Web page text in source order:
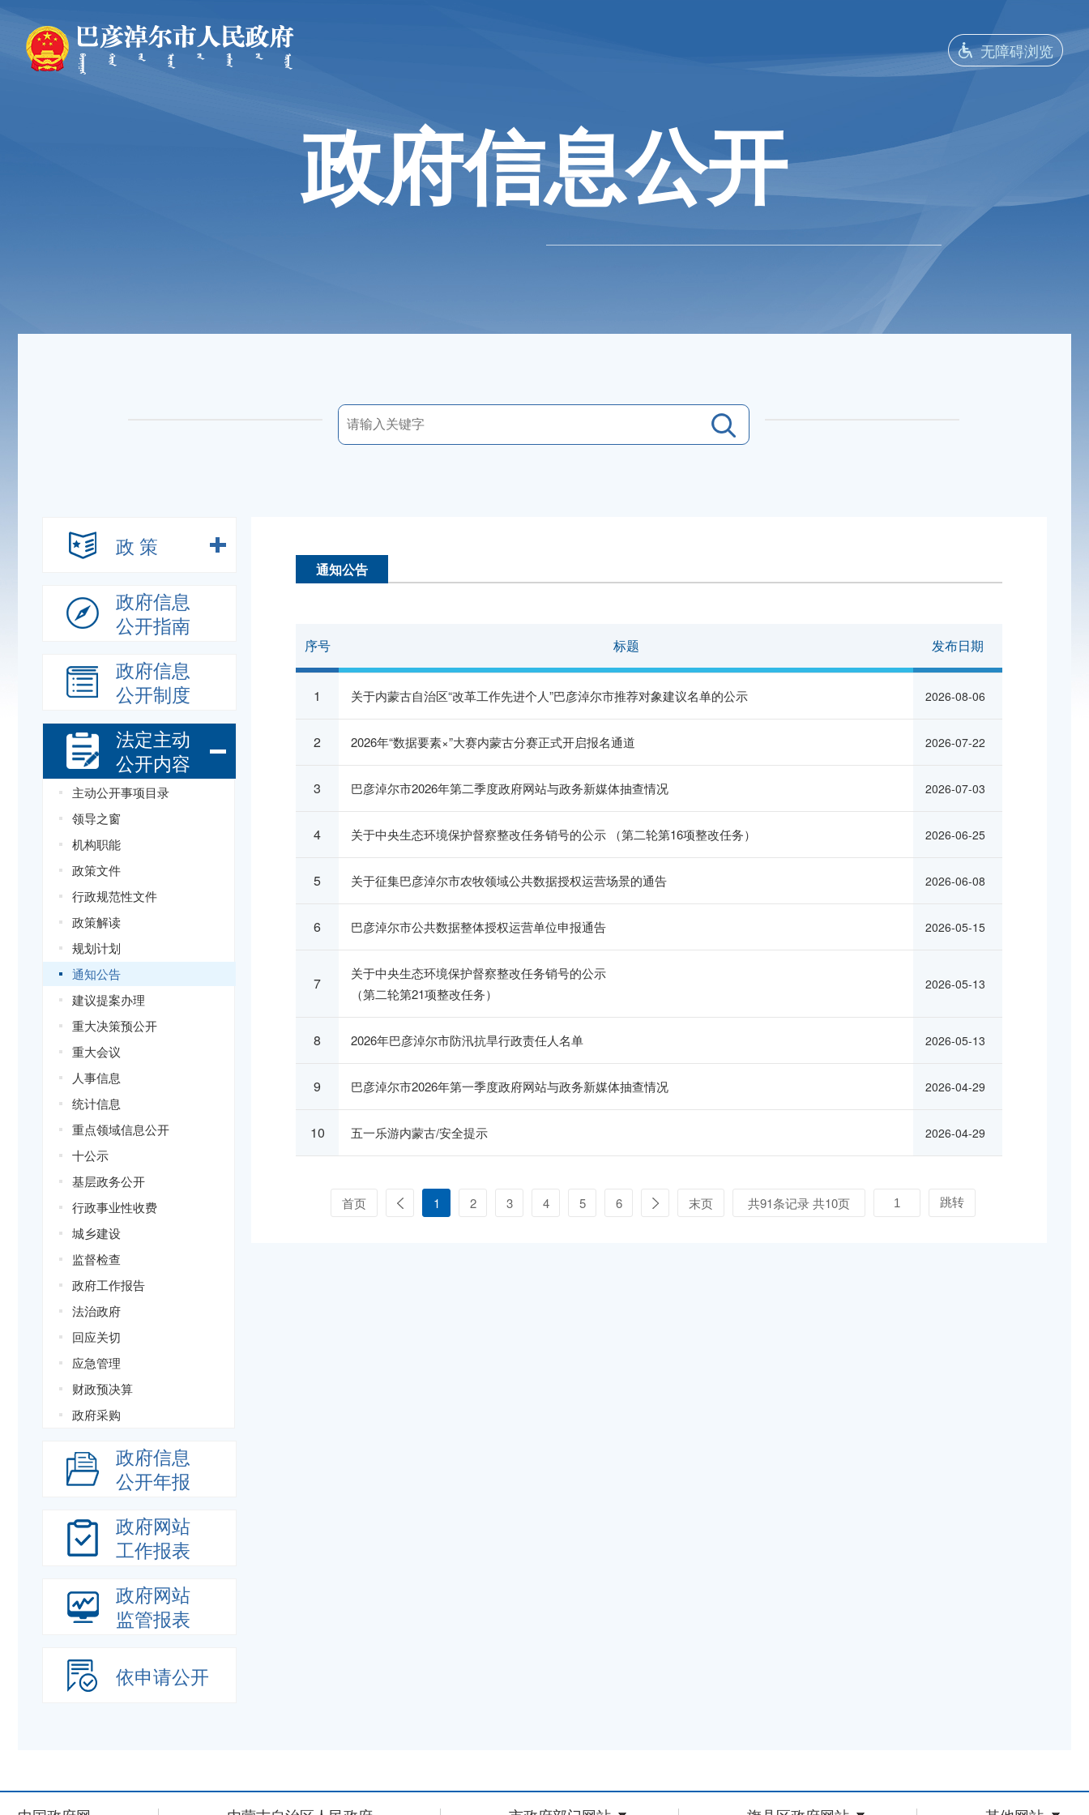
无障碍浏览
政府信息公开
政 策
政府信息
公开指南
政府信息
公开制度
法定主动
公开内容
主动公开事项目录
领导之窗
机构职能
政策文件
行政规范性文件
政策解读
规划计划
通知公告
建议提案办理
重大决策预公开
重大会议
人事信息
统计信息
重点领域信息公开
十公示
基层政务公开
行政事业性收费
城乡建设
监督检查
政府工作报告
法治政府
回应关切
应急管理
财政预决算
政府采购
政府信息
公开年报
政府网站
工作报表
政府网站
监管报表
依申请公开
通知公告
序号 标题 发布日期
1 关于内蒙古自治区“改革工作先进个人”巴彦淖尔市推荐对象建议名单的公示 2026-08-06
2 2026年“数据要素×”大赛内蒙古分赛正式开启报名通道 2026-07-22
3 巴彦淖尔市2026年第二季度政府网站与政务新媒体抽查情况 2026-07-03
4 关于中央生态环境保护督察整改任务销号的公示 （第二轮第16项整改任务） 2026-06-25
5 关于征集巴彦淖尔市农牧领域公共数据授权运营场景的通告 2026-06-08
6 巴彦淖尔市公共数据整体授权运营单位申报通告 2026-05-15
7
关于中央生态环境保护督察整改任务销号的公示
（第二轮第21项整改任务）
2026-05-13
8 2026年巴彦淖尔市防汛抗旱行政责任人名单 2026-05-13
9 巴彦淖尔市2026年第一季度政府网站与政务新媒体抽查情况 2026-04-29
10 五一乐游内蒙古/安全提示 2026-04-29
首页 1 2 3 4 5 6 末页 共91条记录 共10页